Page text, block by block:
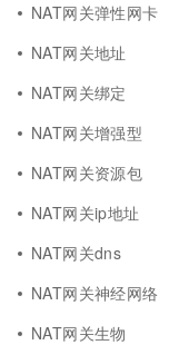
NAT网关弹性网卡
NAT网关地址
NAT网关绑定
NAT网关增强型
NAT网关资源包
NAT网关ip地址
NAT网关dns
NAT网关神经网络
NAT网关生物